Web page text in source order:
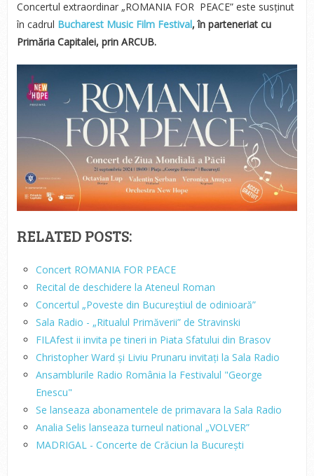
Concertul extraordinar „ROMANIA FOR PEACE” este susținut
în cadrul Bucharest Music Film Festival, în parteneriat cu
Primăria Capitalei, prin ARCUB.
RELATED POSTS:
Concert ROMANIA FOR PEACE
Recital de deschidere la Ateneul Roman
Concertul „Poveste din Bucureștiul de odinioară”
Sala Radio - „Ritualul Primăverii” de Stravinski
FILAfest ii invita pe tineri in Piata Sfatului din Brasov
Christopher Ward și Liviu Prunaru invitați la Sala Radio
Ansamblurile Radio România la Festivalul "George
Enescu"
Se lanseaza abonamentele de primavara la Sala Radio
Analia Selis lanseaza turneul national „VOLVER”
MADRIGAL - Concerte de Crăciun la București